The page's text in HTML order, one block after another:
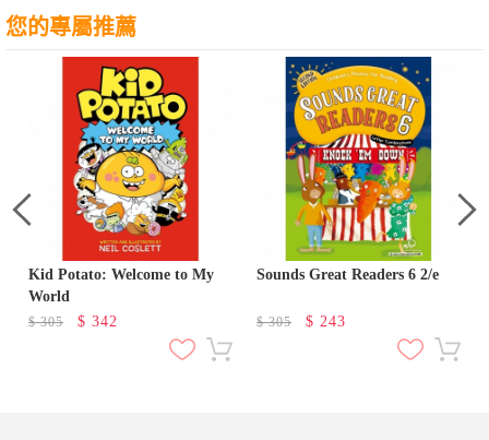
您的專屬推薦
Kid Potato: Welcome to My
World
$305 $ 342
Sounds Great Readers 6 2/e
$305 $ 243